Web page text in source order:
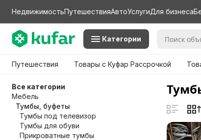
НедвижимостьПутешествияАвтоУслугиДля бизнеса
Категории
Путешествия Товары с Куфар Рассрочкой
Все категории
Мебель
Тумбы, буфеты
Тумбы под телевизор
Тумбы для обуви
Прикроватные тумбы